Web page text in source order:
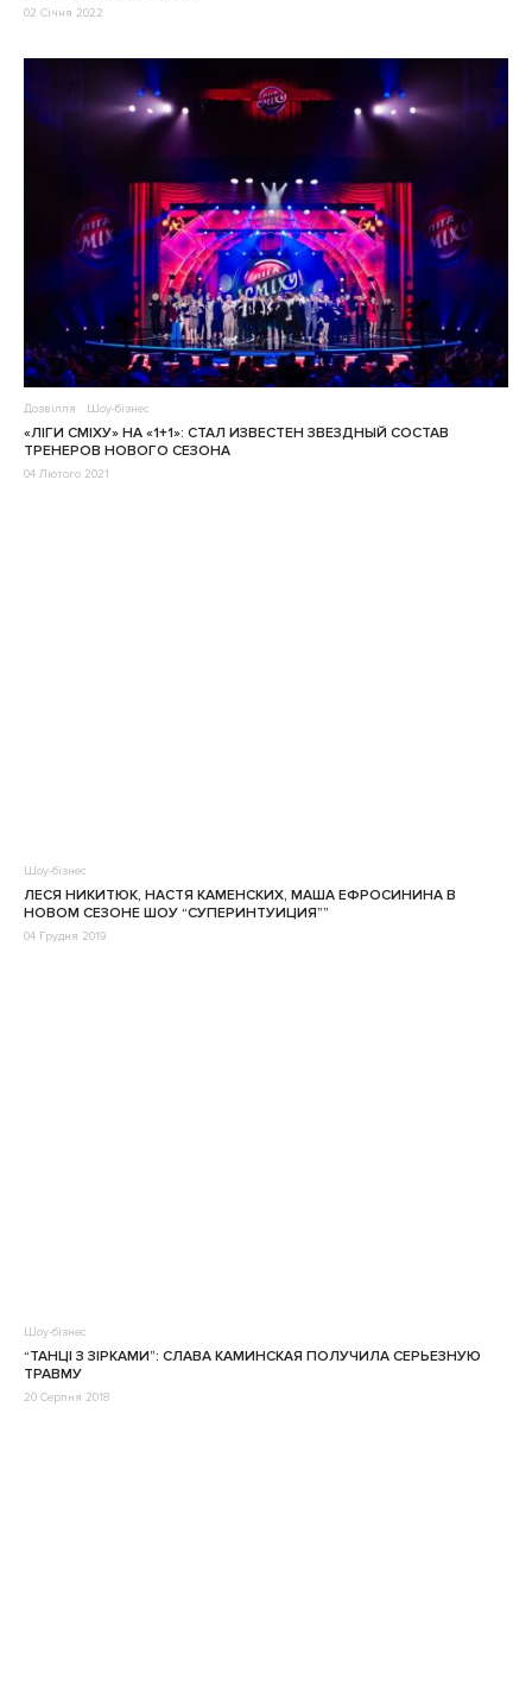
02 Січня 2022
Дозвілля Шоу-бізнес
«ЛІГИ СМІХУ» НА «1+1»: СТАЛ ИЗВЕСТЕН ЗВЕЗДНЫЙ СОСТАВ
ТРЕНЕРОВ НОВОГО СЕЗОНА
04 Лютого 2021
Шоу-бізнес
ЛЕСЯ НИКИТЮК, НАСТЯ КАМЕНСКИХ, МАША ЕФРОСИНИНА В
НОВОМ СЕЗОНЕ ШОУ “СУПЕРИНТУИЦИЯ””
04 Грудня 2019
Шоу-бізнес
“ТАНЦІ З ЗІРКАМИ”: СЛАВА КАМИНСКАЯ ПОЛУЧИЛА СЕРЬЕЗНУЮ
ТРАВМУ
20 Серпня 2018